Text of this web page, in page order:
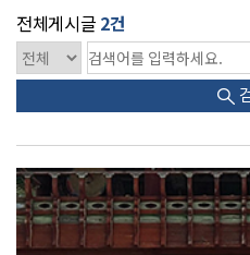
전체게시글 2건